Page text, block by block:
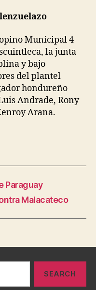
Municipal 4
la junta
y bajo
del plantel
hondureño
Andrade, Rony
Arana.
Paraguay
Malacateco